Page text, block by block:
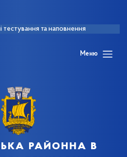
тестування та наповнення
Меню
районна в